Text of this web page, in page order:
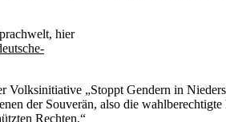
hier
„Stoppt Gendern in
der Souverän, also die
Rechten.“